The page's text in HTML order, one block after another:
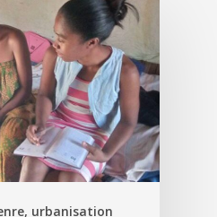
urbanisation